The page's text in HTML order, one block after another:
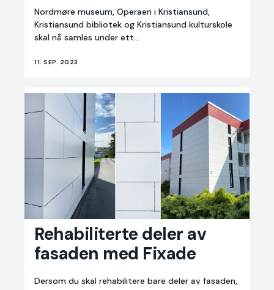
Nordmøre museum, Operaen i Kristiansund,
Kristiansund bibliotek og Kristiansund kulturskole
skal nå samles under ett...
11. SEP. 2023
Rehabiliterte
deler
fasaden
Fixade
Rehabiliterte deler av
fasaden med Fixade
Dersom du skal rehabilitere bare deler av fasaden,